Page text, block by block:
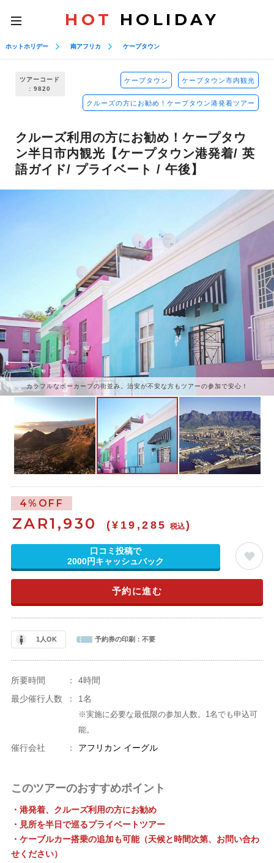
toggle
navigation
HOT HOLIDAY
ホットホリデー 南アフリカ ケープタウン
ツアーコード
: 9820
ケープタウン ケープタウン市内観光
クルーズの方にお勧め！ケープタウン港発着ツアー
クルーズ利用の方にお勧め！ケープタウ
ン半日市内観光【ケープタウン港発着/ 英
語ガイド/ プライベート / 午後】
カラフルなボーカープの街並み。治安が不安な方もツアーの参加で安心！
4%OFF
ZAR1,930 (¥19,285 税込)
口コミ投稿で
2000円キャッシュバック
予約に進む
1人OK 予約券の印刷： 不要
所要時間 ：
4時間
最少催行人数
： 1名
※実施に必要な最低限の参加人数。1名でも申込可
能。
催行会社 ： アフリカン イーグル
このツアーのおすすめポイント
・港発着、クルーズ利用の方にお勧め
・見所を半日で巡るプライベートツアー
・ケーブルカー搭乗の追加も可能（天候と時間次第、お問い合わ
せください）